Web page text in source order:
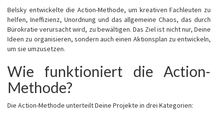
Belsky entwickelte die Action-Methode, um kreativen Fachleuten zu
helfen, Ineffizienz, Unordnung und das allgemeine Chaos, das durch
Bürokratie verursacht wird, zu bewältigen. Das Ziel ist nicht nur, Deine
Ideen zu organisieren, sondern auch einen Aktionsplan zu entwickeln,
um sie umzusetzen.
Wie funktioniert die Action-
Methode?
Die Action-Methode unterteilt Deine Projekte in drei Kategorien: